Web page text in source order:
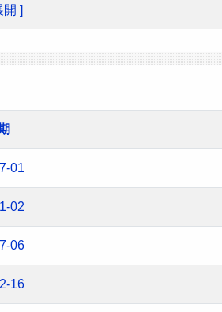
]
01
02
06
16